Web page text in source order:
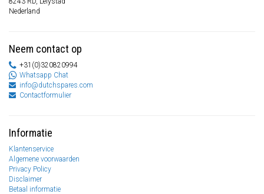
Nederland
Neem contact op
+31(0)320820994
Whatsapp Chat
info@dutchspares.com
Contactformulier
Informatie
Klantenservice
Algemene voorwaarden
Privacy Policy
Disclaimer
Betaal informatie